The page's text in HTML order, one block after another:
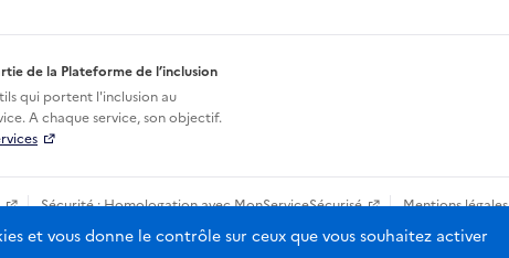
de la Plateforme de l’inclusion
qui portent l'inclusion au
A chaque service, son objectif.
Sécurité : Homologation avec MonServiceSécurisé Mentions légales
sous licenceetalab-2.0
et vous donne le contrôle sur ceux que vous souhaitez activer